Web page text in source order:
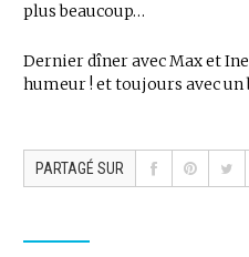
plus beaucoup…
Dernier dîner avec Max et
humeur ! et toujours avec
PARTAGÉ SUR